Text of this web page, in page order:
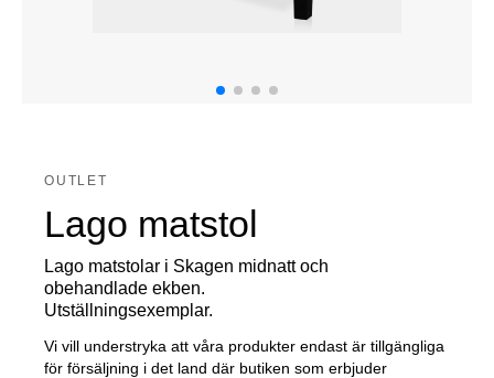
OUTLET
Lago matstol
Lago matstolar i Skagen midnatt och
obehandlade ekben.
Utställningsexemplar.
Vi vill understryka att våra produkter endast är tillgängliga
för försäljning i det land där butiken som erbjuder